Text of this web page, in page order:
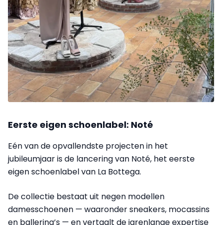
Eerste eigen schoenlabel: Noté
Eén van de opvallendste projecten in het
jubileumjaar is de lancering van Noté, het eerste
eigen schoenlabel van La Bottega.
De collectie bestaat uit negen modellen
damesschoenen — waaronder sneakers, mocassins
en ballerina’s — en vertaalt de jarenlange expertise